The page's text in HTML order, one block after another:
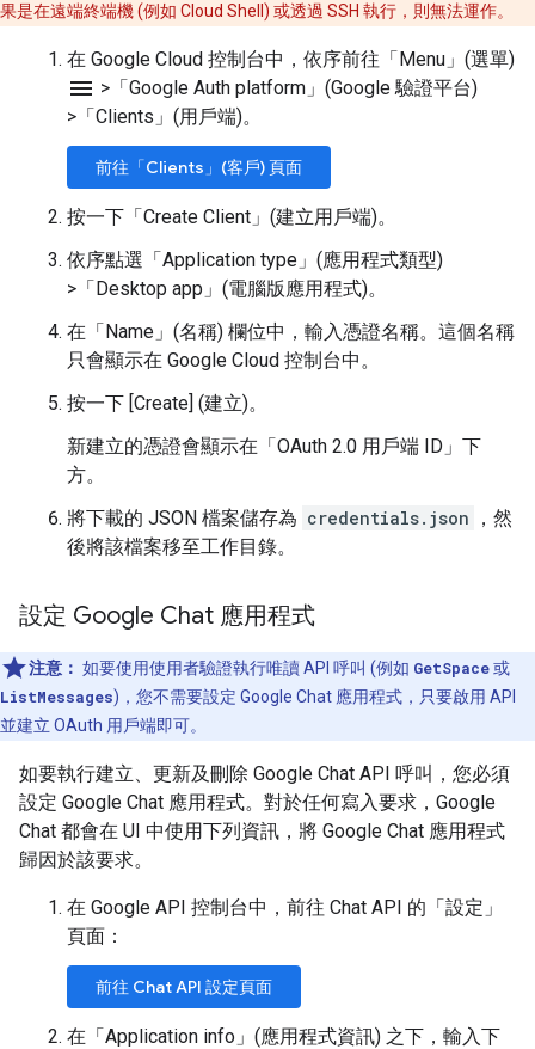
果是在遠端終端機 (例如 Cloud Shell) 或透過 SSH 執行，則無法運作。
在 Google Cloud 控制台中，依序前往「Menu」(選單)
menu > 「Google Auth platform」(Google 驗證平台)
> 「Clients」(用戶端)。
前往「Clients」(客戶) 頁面
按一下「Create Client」(建立用戶端)。
依序點選「Application type」(應用程式類型)
> 「Desktop app」(電腦版應用程式)。
在「Name」(名稱) 欄位中，輸入憑證名稱。這個名稱
只會顯示在 Google Cloud 控制台中。
按一下 [Create] (建立)。
新建立的憑證會顯示在「OAuth 2.0 用戶端 ID」下
方。
將下載的 JSON 檔案儲存為 credentials.json
，然
後將該檔案移至工作目錄。
設定 Google Chat 應用程式
注意： 如要使用使用者驗證執行唯讀 API 呼叫 (例如 GetSpace或
ListMessages)，您不需要設定 Google Chat 應用程式，只要啟用 API
並建立 OAuth 用戶端即可。
如要執行建立、更新及刪除 Google Chat API 呼叫，您必須
設定 Google Chat 應用程式。對於任何寫入要求，Google
Chat 都會在 UI 中使用下列資訊，將 Google Chat 應用程式
歸因於該要求。
在 Google API 控制台中，前往 Chat API 的「設定」
頁面：
前往 Chat API 設定頁面
在「Application info」(應用程式資訊) 之下，輸入下